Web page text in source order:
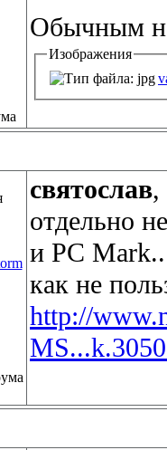
Обычным
Изображения
святослав,
отдельно
и PC
как не
http://